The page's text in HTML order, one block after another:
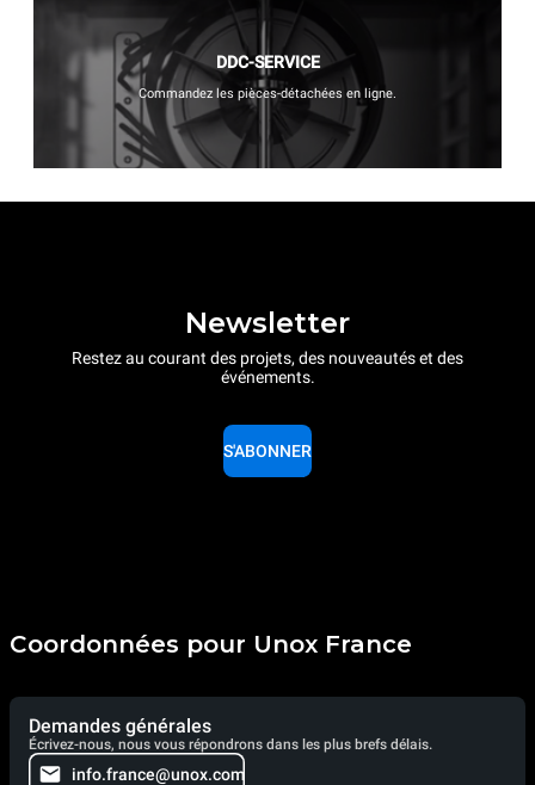
DDC-SERVICE
Commandez les pièces-détachées en ligne.
Newsletter
Restez au courant des projets, des nouveautés et des
événements.
S'ABONNER
Coordonnées pour Unox France
Demandes générales
Écrivez-nous, nous vous répondrons dans les plus brefs délais.
info.france@unox.com